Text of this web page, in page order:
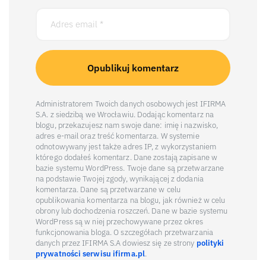
Administratorem Twoich danych osobowych jest IFIRMA
S.A. z siedzibą we Wrocławiu. Dodając komentarz na
blogu, przekazujesz nam swoje dane: imię i nazwisko,
adres e-mail oraz treść komentarza. W systemie
odnotowywany jest także adres IP, z wykorzystaniem
którego dodałeś komentarz. Dane zostają zapisane w
bazie systemu WordPress. Twoje dane są przetwarzane
na podstawie Twojej zgody, wynikającej z dodania
komentarza. Dane są przetwarzane w celu
opublikowania komentarza na blogu, jak również w celu
obrony lub dochodzenia roszczeń. Dane w bazie systemu
WordPress są w niej przechowywane przez okres
funkcjonowania bloga. O szczegółach przetwarzania
danych przez IFIRMA S.A dowiesz się ze strony polityki
prywatności serwisu ifirma.pl.